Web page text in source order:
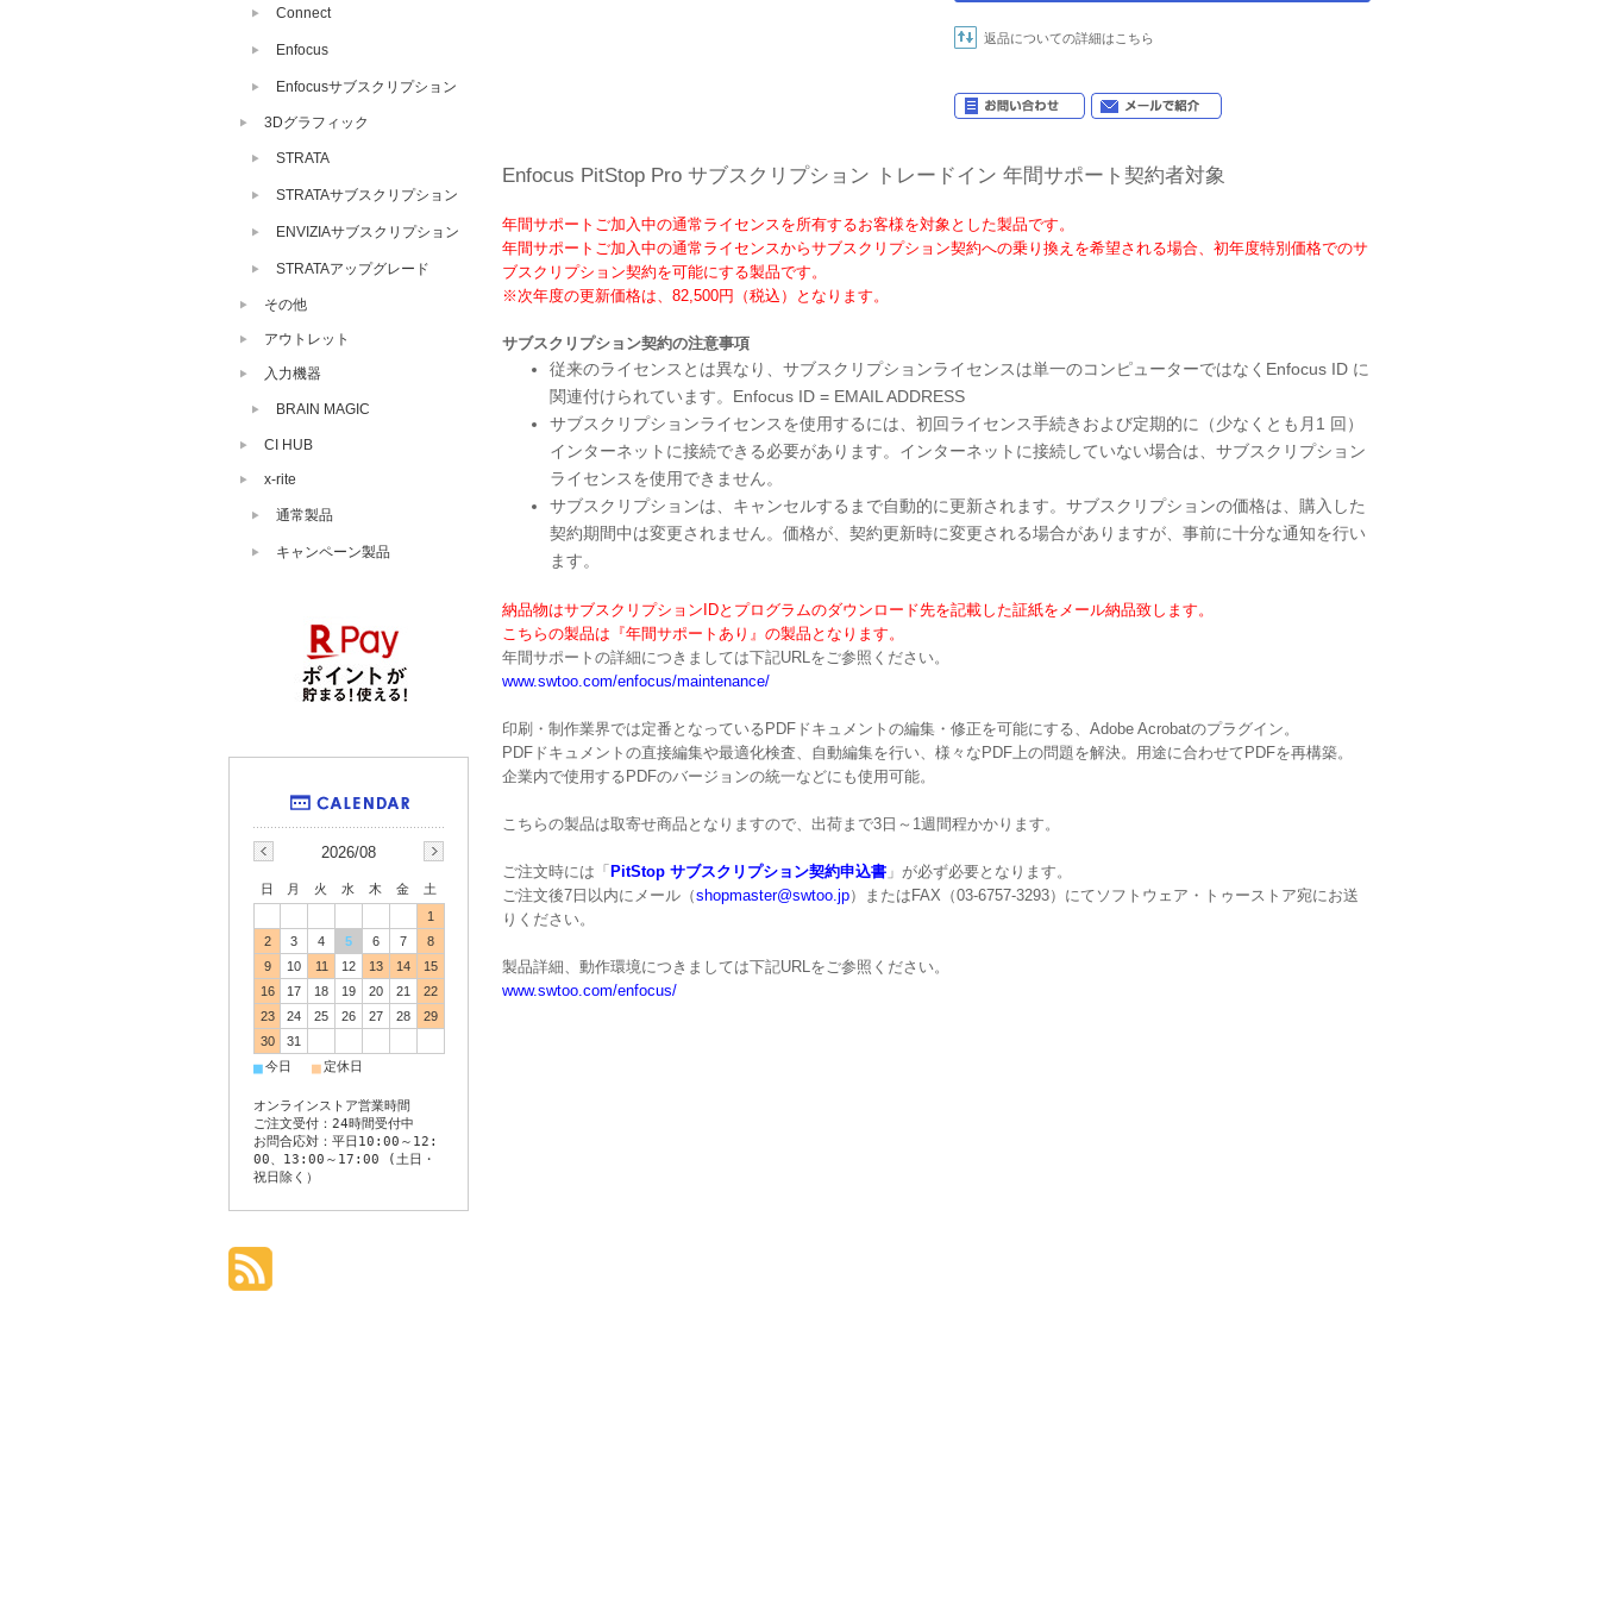
返品についての詳細はこちら
Enfocus PitStop Pro サブスクリプション トレードイン 年間サポート契約者対象
年間サポートご加入中の通常ライセンスを所有するお客様を対象とした製品です。
年間サポートご加入中の通常ライセンスからサブスクリプション契約への乗り換えを希望される場合、初年度特別価格でのサ
ブスクリプション契約を可能にする製品です。
※次年度の更新価格は、82,500円（税込）となります。
サブスクリプション契約の注意事項
従来のライセンスとは異なり、サブスクリプションライセンスは単一のコンピューターではなくEnfocus ID に
関連付けられています。Enfocus ID = EMAIL ADDRESS
サブスクリプションライセンスを使用するには、初回ライセンス手続きおよび定期的に（少なくとも月1 回）
インターネットに接続できる必要があります。インターネットに接続していない場合は、サブスクリプション
ライセンスを使用できません。
サブスクリプションは、キャンセルするまで自動的に更新されます。サブスクリプションの価格は、購入した
契約期間中は変更されません。価格が、契約更新時に変更される場合がありますが、事前に十分な通知を行い
ます。
納品物はサブスクリプションIDとプログラムのダウンロード先を記載した証紙をメール納品致します。
こちらの製品は『年間サポートあり』の製品となります。
年間サポートの詳細につきましては下記URLをご参照ください。
www.swtoo.com/enfocus/maintenance/
印刷・制作業界では定番となっているPDFドキュメントの編集・修正を可能にする、Adobe Acrobatのプラグイン。
PDFドキュメントの直接編集や最適化検査、自動編集を行い、様々なPDF上の問題を解決。用途に合わせてPDFを再構築。
企業内で使用するPDFのバージョンの統一などにも使用可能。
こちらの製品は取寄せ商品となりますので、出荷まで3日～1週間程かかります。
ご注文時には「 PitStop サブスクリプション契約申込書 」が必ず必要となります。
ご注文後7日以内にメール（shopmaster@swtoo.jp）またはFAX（03-6757-3293）にてソフトウェア・トゥーストア宛にお送
りください。
製品詳細、動作環境につきましては下記URLをご参照ください。
www.swtoo.com/enfocus/
Connect
Enfocus
Enfocusサブスクリプション
3Dグラフィック
STRATA
STRATAサブスクリプション
ENVIZIAサブスクリプション
STRATAアップグレード
その他
アウトレット
入力機器
BRAIN MAGIC
CI HUB
x-rite
通常製品
キャンペーン製品
2026/08
日 月 火 水 木 金
土
1
2
3 4 5 6 7
8
9
10 11 12 13 14
15
16
17 18 19 20 21
22
23
24 25 26 27 28
29
30
31
■今日 ■ 定休日
オンラインストア営業時間
ご注文受付：24時間受付中
お問合応対：平日10:00～12:
00、13:00～17:00 (土日・
祝日除く）